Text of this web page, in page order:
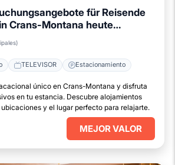
für Reisende
Crans-Montana heute
TELEVISOR Estacionamiento
único en Crans-Montana y disfruta
en tu estancia. Descubre alojamientos
y el lugar perfecto para relajarte.
MEJOR VALOR